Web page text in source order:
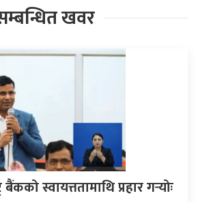
खवर
स्वायत्ततामाथि प्रहार गर्‍योः